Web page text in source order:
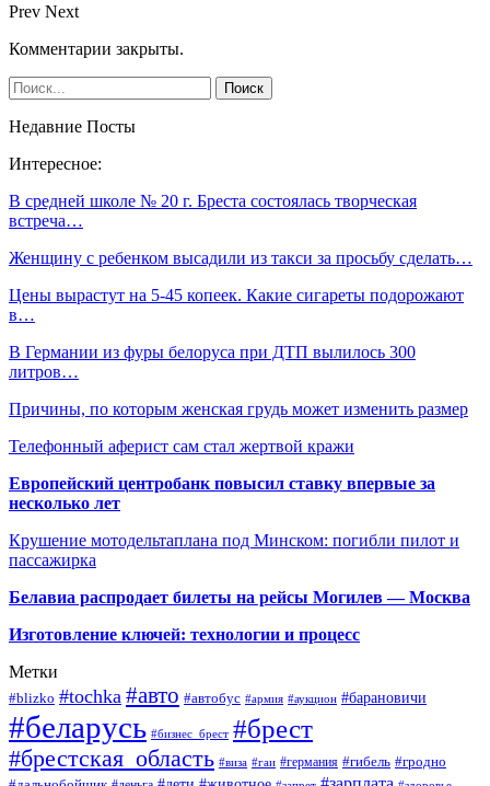
Prev Next
Комментарии закрыты.
Недавние Посты
Интересное:
В средней школе № 20 г. Бреста состоялась творческая
встреча…
Женщину с ребенком высадили из такси за просьбу сделать…
Цены вырастут на 5-45 копеек. Какие сигареты подорожают
в…
В Германии из фуры белоруса при ДТП вылилось 300
литров…
Причины, по которым женская грудь может изменить размер
Телефонный аферист сам стал жертвой кражи
Европейский центробанк повысил ставку впервые за
несколько лет
Крушение мотодельтаплана под Минском: погибли пилот и
пассажирка
Белавиа распродает билеты на рейсы Могилев — Москва
Изготовление ключей: технологии и процесс
Метки
#blizko #tochka #авто #автобус #армия #аукцион #барановичи
#беларусь #бизнес_брест #брест
#брестская_область #виза #гаи #германия #гибель #гродно